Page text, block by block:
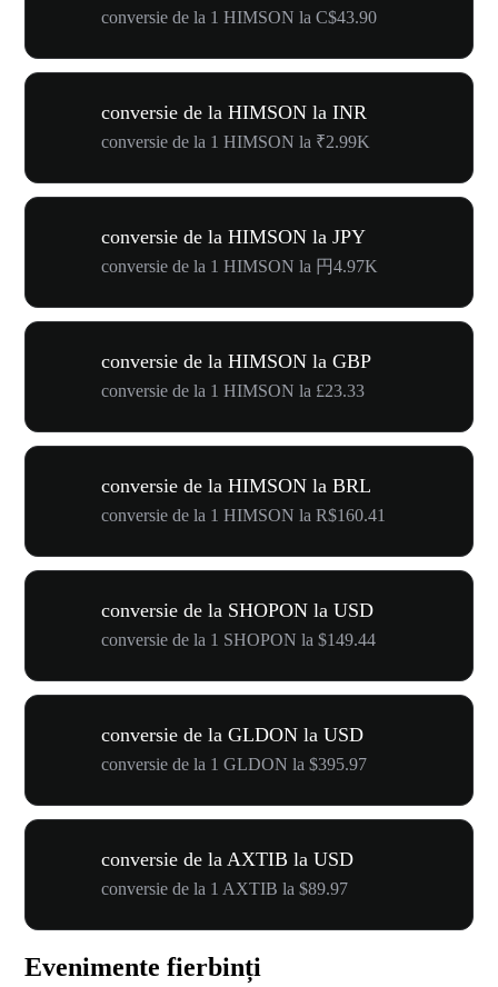
conversie de la 1 HIMSON la C$43.90
conversie de la HIMSON la INR
conversie de la 1 HIMSON la ₹2.99K
conversie de la HIMSON la JPY
conversie de la 1 HIMSON la 円4.97K
conversie de la HIMSON la GBP
conversie de la 1 HIMSON la £23.33
conversie de la HIMSON la BRL
conversie de la 1 HIMSON la R$160.41
conversie de la SHOPON la USD
conversie de la 1 SHOPON la $149.44
conversie de la GLDON la USD
conversie de la 1 GLDON la $395.97
conversie de la AXTIB la USD
conversie de la 1 AXTIB la $89.97
Evenimente fierbinți